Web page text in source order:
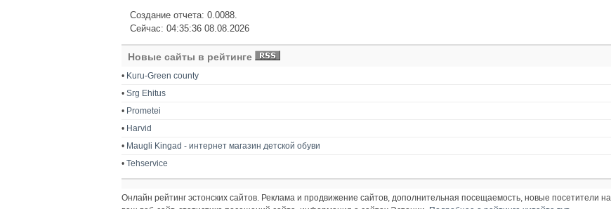
Создание отчета: 0.0088.
Сейчас: 04:35:36 08.08.2026
Новые сайты в рейтинге
• Kuru-Green county
• Srg Ehitus
• Prometei
• Harvid
• Maugli Kingad - интернет магазин детской обуви
• Tehservice
Онлайн рейтинг эстонских сайтов. Реклама и продвижение сайтов, дополнительная посещаемость, новые посетители на